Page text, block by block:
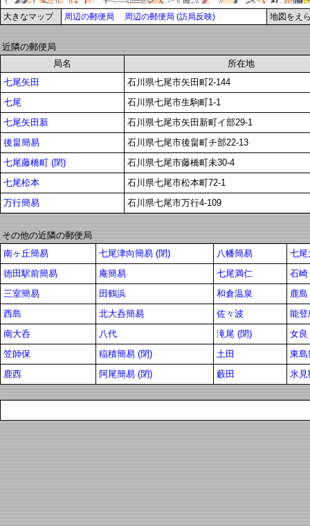
大きなマップ 周辺の郵便局 周辺の郵便局 (訪局反映) 地図をえ
近隣の郵便局
局名
所在地
七尾矢田
石川県七尾市矢田町2-144
七尾
石川県七尾市生駒町1-1
七尾矢田新
石川県七尾市矢田新町イ部29-1
後畠簡易
石川県七尾市後畠町チ部22-13
七尾藤橋町 (閉)
石川県七尾市藤橋町未30-4
七尾松本
石川県七尾市松本町72-1
万行簡易
石川県七尾市万行4-109
その他の近隣の郵便局
南ヶ丘簡易
七尾津向簡易 (閉) 八幡簡易
七尾
徳田駅前簡易
庵簡易 七尾満仁
石崎
三室簡易
田鶴浜 和倉温泉
鹿島
西島
北大呑簡易 佐々波
能登
南大呑
八代 滝尾 (閉)
女良
笠師保
稲積簡易 (閉) 土田
東島
鹿西
阿尾簡易 (閉) 藪田 氷見